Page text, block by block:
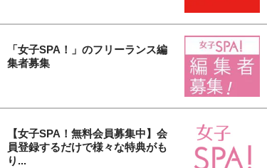
「女子SPA！」のフリーランス編
集者募集
【女子SPA！無料会員募集中】会
員登録するだけで様々な特典がも
り...